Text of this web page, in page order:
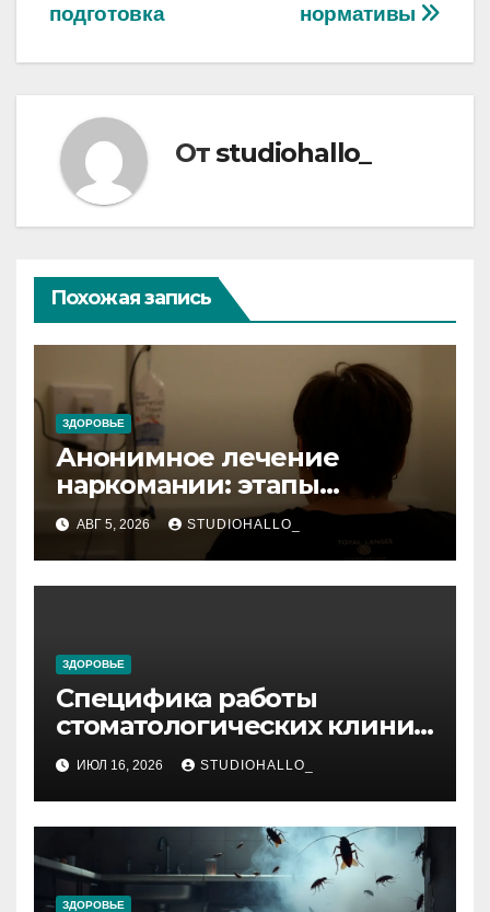
нормативы
подготовка
Отstudiohallo_
Похожая запись
ЗДОРОВЬЕ
Анонимное лечение
наркомании: этапы
детоксикации,
реабилитации и УБОД
АВГ 5, 2026 STUDIOHALLO_
ЗДОРОВЬЕ
Специфика работы
стоматологических клиник
в мегаполисе
ИЮЛ 16, 2026 STUDIOHALLO_
ЗДОРОВЬЕ